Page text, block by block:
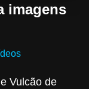
imagens
Vulcão de